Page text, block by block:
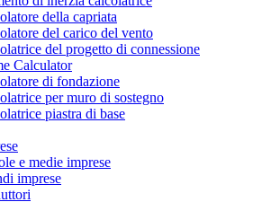
della capriata
del carico del vento
del progetto di connessione
Calculator
di fondazione
per muro di sostegno
piastra di base
e medie imprese
imprese